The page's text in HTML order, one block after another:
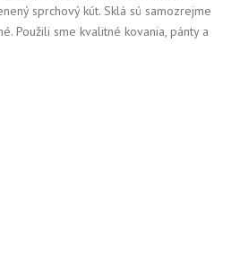
sprchový kút. Sklá sú samozrejme
Použili sme kvalitné kovania, pánty a